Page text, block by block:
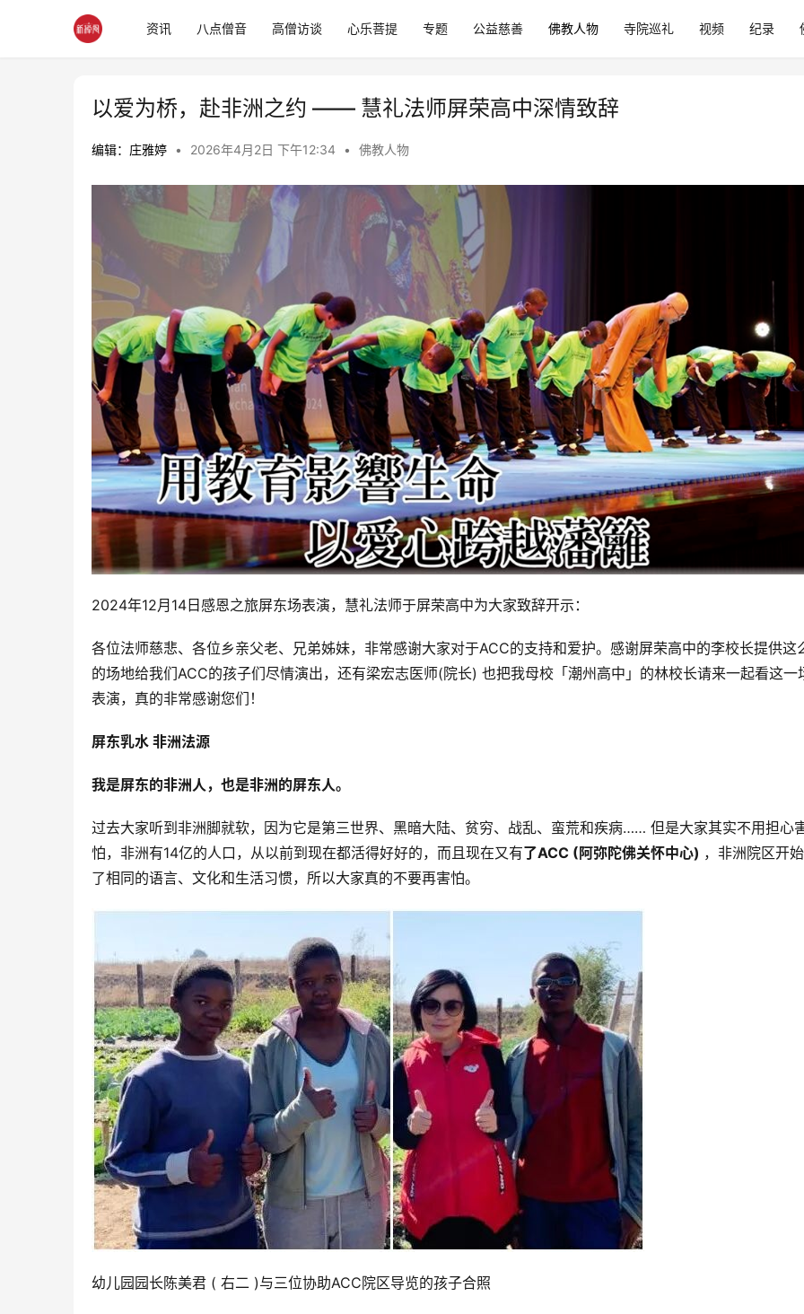
资讯 八点僧音 高僧访谈 心乐菩提 专题 公益慈善 佛教人物 寺院巡礼 视频 纪录
以爱为桥，赴非洲之约 —— 慧礼法师屏荣高中深情致辞
编辑：庄雅婷 • 2026年4月2日 下午12:34 • 佛教人物
2024年12月14日感恩之旅屏东场表演，慧礼法师于屏荣高中为大家致辞开示：
各位法师慈悲、各位乡亲父老、兄弟姊妹，非常感谢大家对于ACC的支持和爱护。感谢屏荣高中的李校长提供这
的场地给我们ACC的孩子们尽情演出，还有梁宏志医师(院长) 也把我母校「潮州高中」的林校长请来一起看这一
表演，真的非常感谢您们！
屏东乳水 非洲法源
我是屏东的非洲人，也是非洲的屏东人。
过去大家听到非洲脚就软，因为它是第三世界、黑暗大陆、贫穷、战乱、蛮荒和疾病…… 但是大家其实不用担心
怕，非洲有14亿的人口，从以前到现在都活得好好的，而且现在又有了ACC (阿弥陀佛关怀中心) ，非洲院区开
了相同的语言、文化和生活习惯，所以大家真的不要再害怕。
幼儿园园长陈美君 ( 右二 )与三位协助ACC院区导览的孩子合照